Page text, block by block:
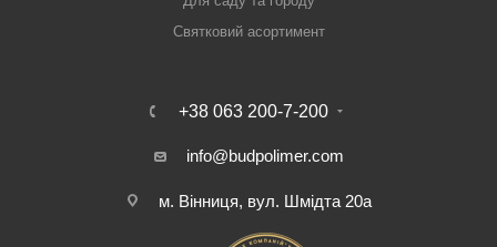
Святковий асортимент
+38 063 200-7-200
info@budpolimer.com
м. Вінниця, вул. Шмідта 20а